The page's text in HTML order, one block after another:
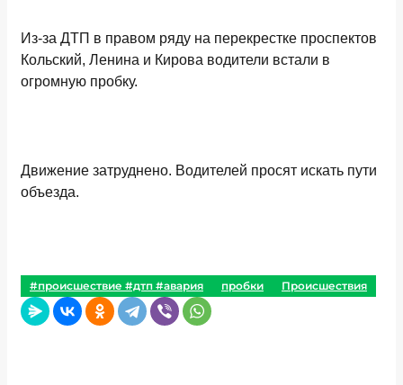
Из-за ДТП в правом ряду на перекрестке проспектов
Кольский, Ленина и Кирова водители встали в
огромную пробку.
Движение затруднено. Водителей просят искать пути
объезда.
#происшествие #дтп #авария пробки Происшествия